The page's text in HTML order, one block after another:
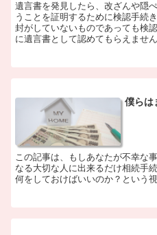
遺言書を発見したら、改ざんや隠
うことを証明するために検認手続
封がしていないものであっても検
に遺言書として認めてもらえません
僕らは
この記事は、もしあなたが不幸な
なる大切な人に出来るだけ相続手
何をしておけばいいのか？という